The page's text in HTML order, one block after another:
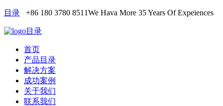
目录 +86 180 3780 8511We Hava More 35 Years Of Expeiences
目录
首页
产品目录
解决方案
成功案例
关于我们
联系我们